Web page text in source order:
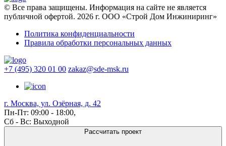
© Все права защищены. Информация на сайте не является
публичной офертой. 2026 г. ООО «Строй Дом Инжиниринг»
Политика конфиденциальности
Правила обработки персональных данных
+7 (495) 320 01 00 zakaz@sde-msk.ru
г. Москва, ул. Озёрная, д. 42
Пн-Пт: 09:00 - 18:00,
Сб - Вс: Выходной
Рассчитать проект